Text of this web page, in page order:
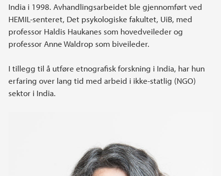
India i 1998. Avhandlingsarbeidet ble gjennomført ved
HEMIL-senteret, Det psykologiske fakultet, UiB, med
professor Haldis Haukanes som hovedveileder og
professor Anne Waldrop som biveileder.
I tillegg til å utføre etnografisk forskning i India, har hun
erfaring over lang tid med arbeid i ikke-statlig (NGO)
sektor i India.